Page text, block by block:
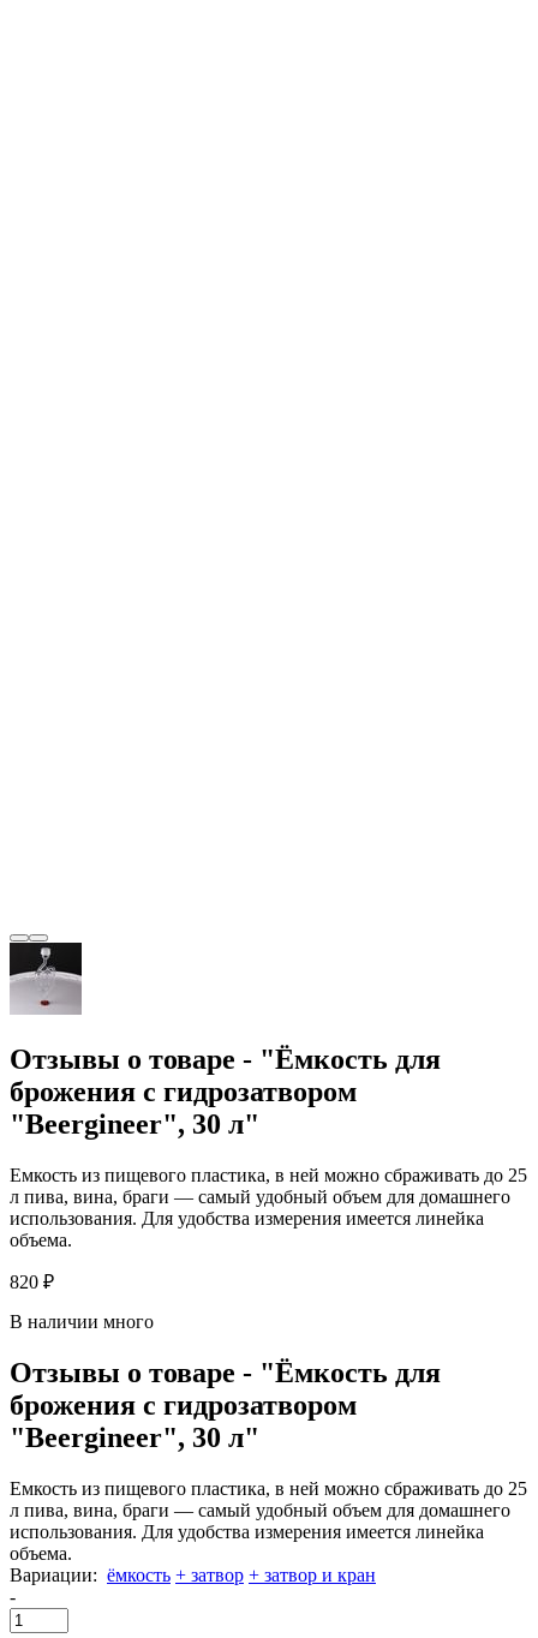
Отзывы о товаре - "Ёмкость для
брожения с гидрозатвором
"Beergineer", 30 л"
Емкость из пищевого пластика, в ней можно сбраживать до 25
л пива, вина, браги — самый удобный объем для домашнего
использования. Для удобства измерения имеется линейка
объема.
820 ₽
В наличии много
Отзывы о товаре - "Ёмкость для
брожения с гидрозатвором
"Beergineer", 30 л"
Емкость из пищевого пластика, в ней можно сбраживать до 25
л пива, вина, браги — самый удобный объем для домашнего
использования. Для удобства измерения имеется линейка
объема.
Вариации: ёмкость + затвор + затвор и кран
-